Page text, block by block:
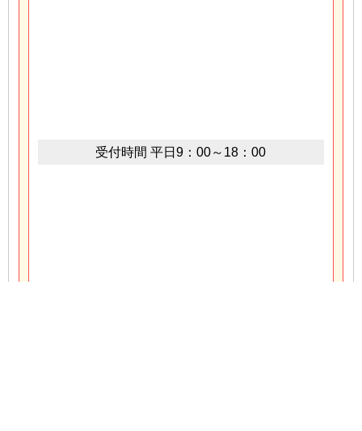
受付時間 平日9：00～18：00